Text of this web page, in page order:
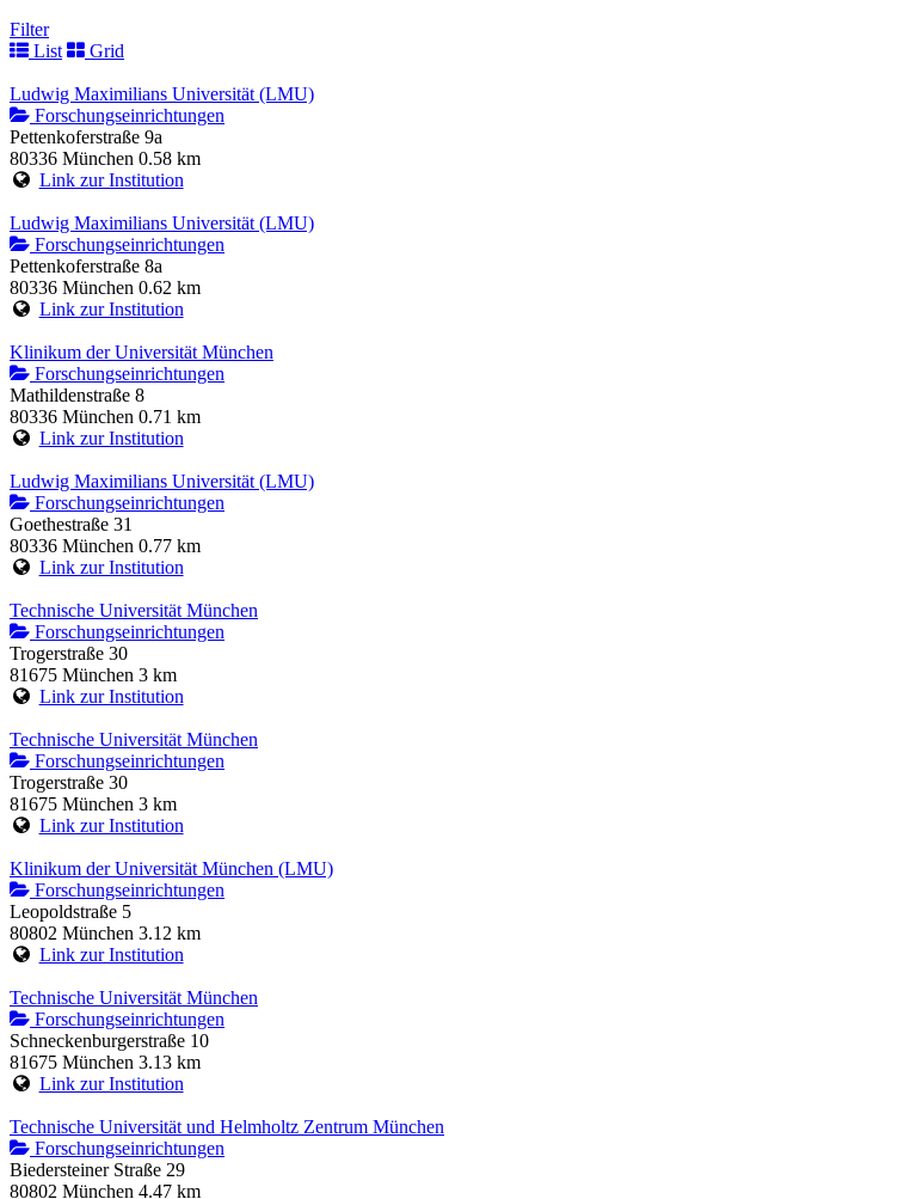
Filter
List
Grid
Ludwig Maximilians Universität (LMU)
Forschungseinrichtungen
Pettenkoferstraße 9a
80336 München 0.58 km
Link zur Institution
Ludwig Maximilians Universität (LMU)
Forschungseinrichtungen
Pettenkoferstraße 8a
80336 München 0.62 km
Link zur Institution
Klinikum der Universität München
Forschungseinrichtungen
Mathildenstraße 8
80336 München 0.71 km
Link zur Institution
Ludwig Maximilians Universität (LMU)
Forschungseinrichtungen
Goethestraße 31
80336 München 0.77 km
Link zur Institution
Technische Universität München
Forschungseinrichtungen
Trogerstraße 30
81675 München 3 km
Link zur Institution
Technische Universität München
Forschungseinrichtungen
Trogerstraße 30
81675 München 3 km
Link zur Institution
Klinikum der Universität München (LMU)
Forschungseinrichtungen
Leopoldstraße 5
80802 München 3.12 km
Link zur Institution
Technische Universität München
Forschungseinrichtungen
Schneckenburgerstraße 10
81675 München 3.13 km
Link zur Institution
Technische Universität und Helmholtz Zentrum München
Forschungseinrichtungen
Biedersteiner Straße 29
80802 München 4.47 km